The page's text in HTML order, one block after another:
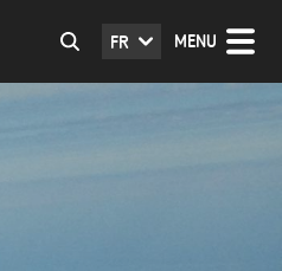
MENU
FR